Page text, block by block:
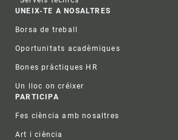
UNEIX-TE A NOSALTRES
Borsa de treball
Oportunitats acadèmiques
Bones pràctiques HR
Un lloc on créixer
PARTICIPA
Fes ciència amb nosaltres
Art i ciència